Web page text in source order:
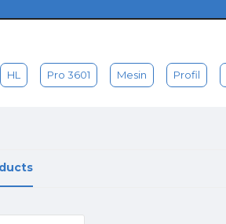
HL Pro 3601 Mesin Profil